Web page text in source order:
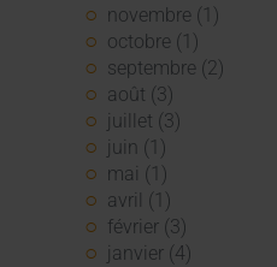
novembre (1)
octobre (1)
septembre (2)
août (3)
juillet (3)
juin (1)
mai (1)
avril (1)
février (3)
janvier (4)